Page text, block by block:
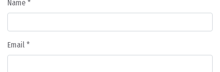
Name *
Email *